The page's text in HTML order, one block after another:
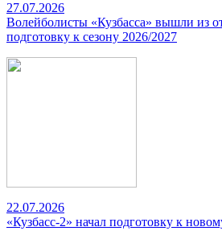
27.07.2026
Волейболисты «Кузбасса» вышли из
подготовку к сезону 2026/2027
22.07.2026
«Кузбасс-2» начал подготовку к